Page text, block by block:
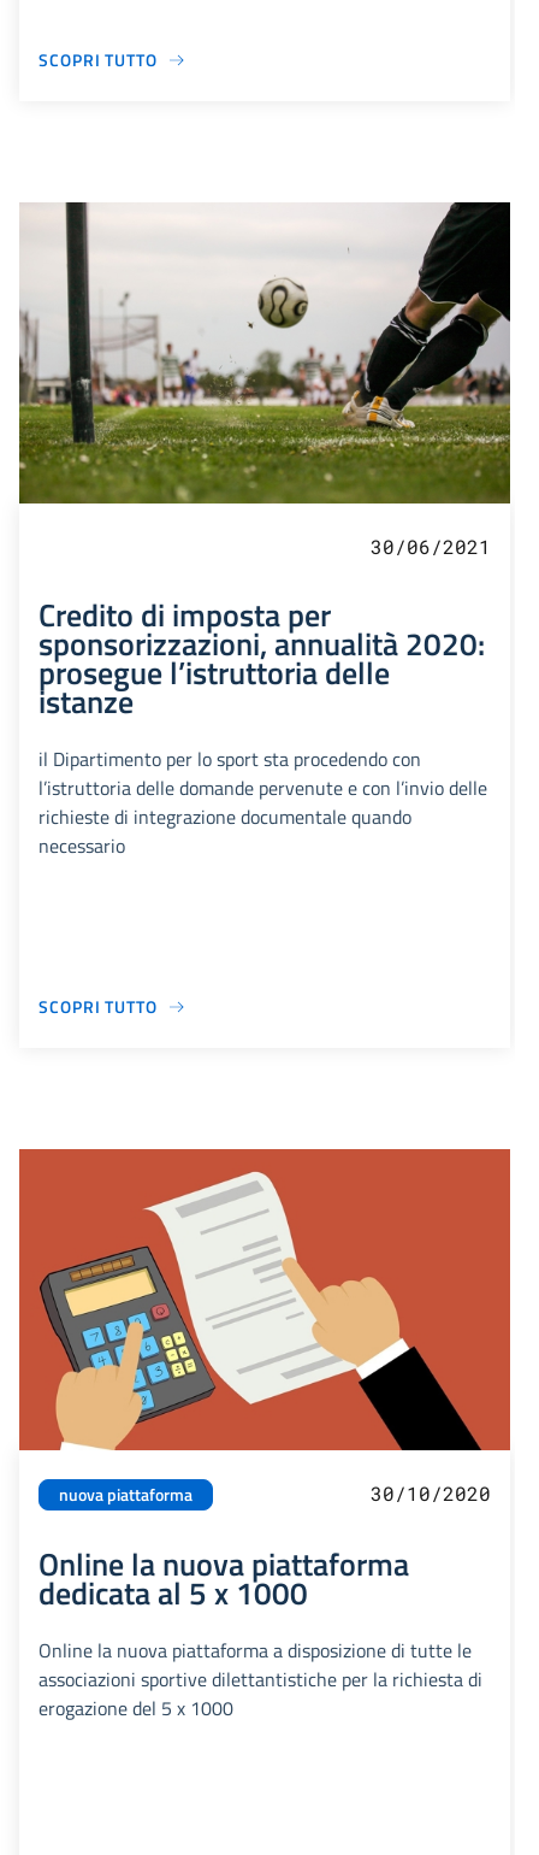
SCOPRI TUTTO
30/06/2021
Credito di imposta per
sponsorizzazioni, annualità 2020:
prosegue l’istruttoria delle
istanze
il Dipartimento per lo sport sta procedendo con
l’istruttoria delle domande pervenute e con l’invio delle
richieste di integrazione documentale quando
necessario
SCOPRI TUTTO
nuova piattaforma 30/10/2020
Online la nuova piattaforma
dedicata al 5 x 1000
Online la nuova piattaforma a disposizione di tutte le
associazioni sportive dilettantistiche per la richiesta di
erogazione del 5 x 1000